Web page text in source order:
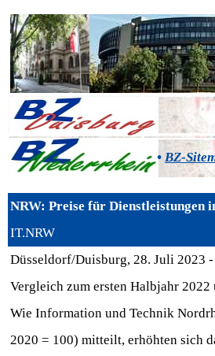
• BZ-
NRW: Preise für Dienstleistungen
IT.NRW
Düsseldorf/Duisburg, 28. Juli 2023
Vergleich zum ersten Halbjahr 2022
Wie Information und Technik
2020 = 100) mitteilt, erhöhten sich